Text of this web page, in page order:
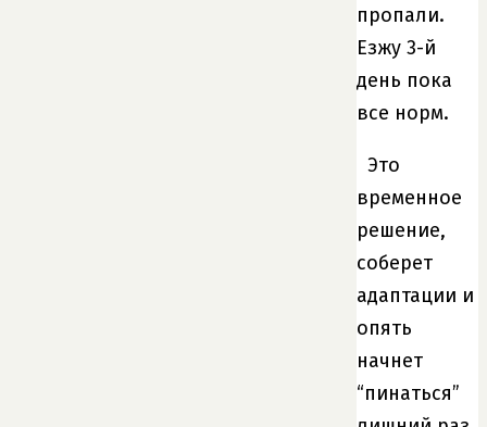
пропали.
Езжу 3-й
день пока
все норм.
Это
временное
решение,
соберет
адаптации и
опять
начнет
“пинаться”